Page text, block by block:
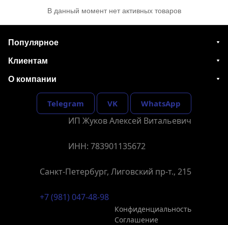
В данный момент нет активных товаров
Популярное
Клиентам
О компании
Telegram VK WhatsApp
ИП Жуков Алексей Витальевич
ИНН: 783901135672
Санкт-Петербург, Лиговский пр-т., 215
+7 (981) 047-48-98
Конфиденциальность
Соглашение